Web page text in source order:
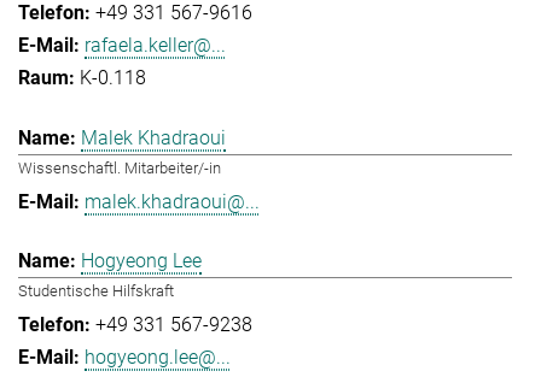
+49 331 567-9616
rafaela.keller@...
K-0.118
Malek Khadraoui
Wissenschaftl. Mitarbeiter/-in
malek.khadraoui@...
Hogyeong Lee
Studentische Hilfskraft
+49 331 567-9238
hogyeong.lee@...